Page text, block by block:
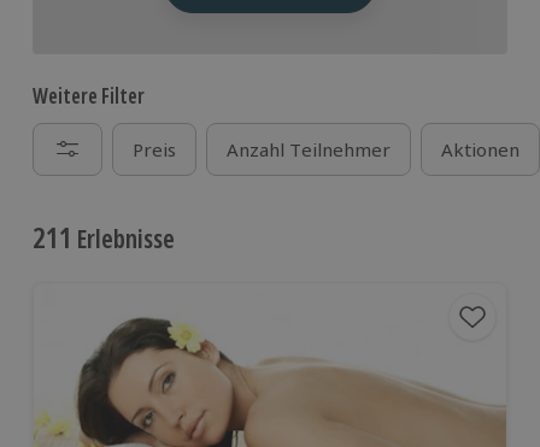
Weitere Filter
Preis Anzahl Teilnehmer Aktionen
211 Erlebnisse